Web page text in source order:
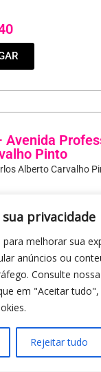
privacidade
melhorar sua
anúncios ou
Consulte nossa
em "Aceitar
Rejeitar tudo
Avenida
Pinto
Alberto Carvalho